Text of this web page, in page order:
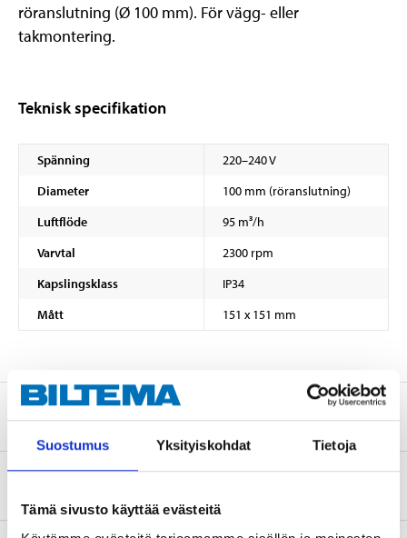
Suostumus Yksityiskohdat Tietoja
Tämä sivusto käyttää evästeitä
röranslutning (Ø 100 mm). För vägg- eller
takmontering.
Teknisk specifikation
Spänning
220–240 V
Diameter
100 mm (röranslutning)
Luftflöde
95 m³/h
Varvtal
2300 rpm
Kapslingsklass
IP34
Mått
151 x 151 mm
Säkerhetsinformation och övriga dokument